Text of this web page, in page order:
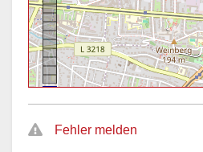
Fehler melden